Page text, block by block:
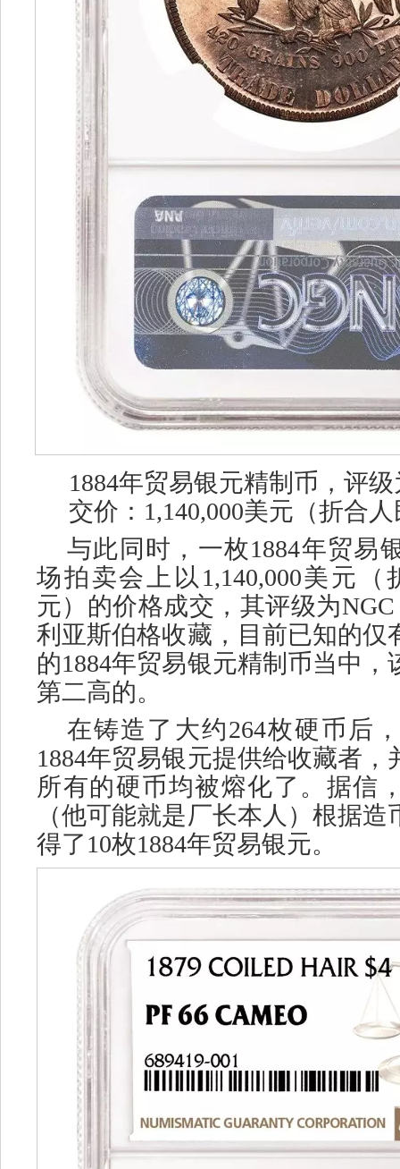
1884年贸易银元精制币，评级
交价：1,140,000美元（折合
与此同时，一枚1884年贸易
场拍卖会上以1,140,000美元（
元）的价格成交，其评级为
利亚斯伯格收藏，目前已知的仅
的1884年贸易银元精制币当中
第二高的。
在铸造了大约264枚硬币后
1884年贸易银元提供给收藏者
所有的硬币均被熔化了。据信
（他可能就是厂长本人）根据
得了10枚1884年贸易银元。